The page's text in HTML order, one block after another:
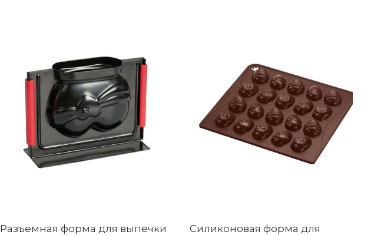
Разъемная форма для выпечки
Силиконовая форма для